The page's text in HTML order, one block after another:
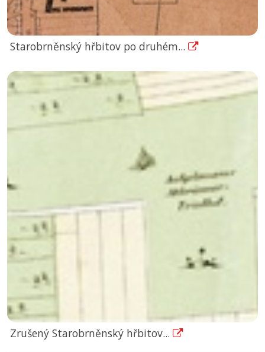
Starobrněnský hřbitov po druhém...
Zrušený Starobrněnský hřbitov...